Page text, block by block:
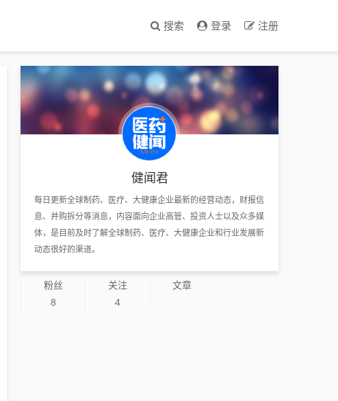
搜索 登录 注册
健闻君
每日更新全球制药、医疗、大健康企业最新的经营动态，财报信
息、并购拆分等消息，内容面向企业高管、投资人士以及众多媒
体，是目前及时了解全球制药、医疗、大健康企业和行业发展新
动态很好的渠道。
粉丝
8
关注
4
文章